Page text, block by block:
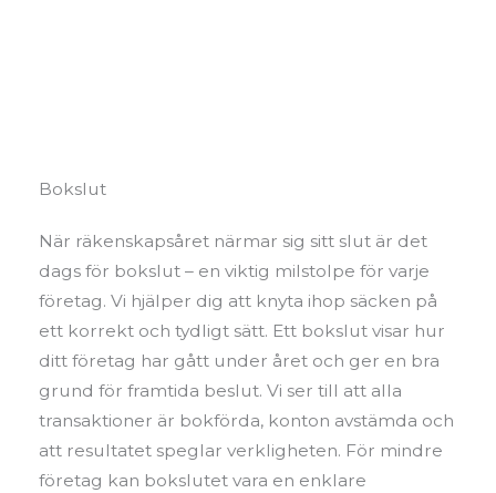
Bokslut
När räkenskapsåret närmar sig sitt slut är det
dags för bokslut – en viktig milstolpe för varje
företag. Vi hjälper dig att knyta ihop säcken på
ett korrekt och tydligt sätt. Ett bokslut visar hur
ditt företag har gått under året och ger en bra
grund för framtida beslut. Vi ser till att alla
transaktioner är bokförda, konton avstämda och
att resultatet speglar verkligheten. För mindre
företag kan bokslutet vara en enklare